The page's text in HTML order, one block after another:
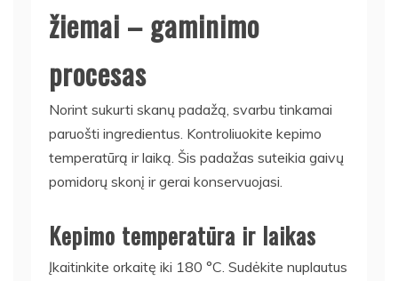
žiemai – gaminimo
procesas
Norint sukurti skanų padažą, svarbu tinkamai
paruošti ingredientus. Kontroliuokite kepimo
temperatūrą ir laiką. Šis padažas suteikia gaivų
pomidorų skonį ir gerai konservuojasi.
Kepimo temperatūra ir laikas
Įkaitinkite orkaitę iki 180 °C. Sudėkite nuplautus